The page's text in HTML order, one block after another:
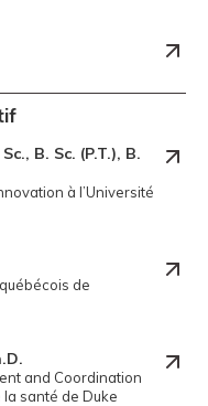
B. Sc. (P.T.), B.
à l’Université
de
and Coordination
santé de Duke